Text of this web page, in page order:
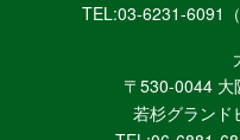
TEL:03-6231-6091
〒530-0044
若杉グランド